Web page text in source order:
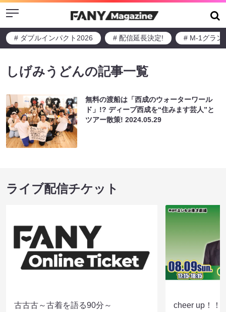
Menu
# ダブルインパクト2026 # 配信延長決定! # M-1グラン
しげみうどんの記事一覧
無料の渡船は「西成のウォーターワール
ド」!? ディープ西成を“住みます芸人”と
ツアー散策!2024.05.29
ライブ配信チケット
古古古～古着を語る90分～
cheer up！